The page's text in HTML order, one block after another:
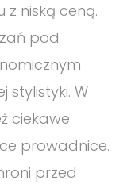
z niską ceną.
pod
stylistyki. W
ciekawe
prowadnice.
przed